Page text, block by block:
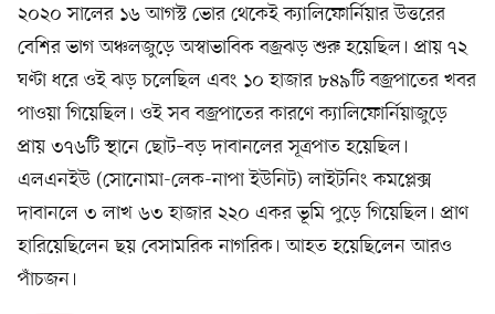
২০২০ সালের ১৬ আগস্ট ভোর থেকেই ক্যালিফোর্নিয়ার উত্তরের
বেশির ভাগ অঞ্চলজুড়ে অস্বাভাবিক বজ্রঝড় শুরু হয়েছিল। প্রায় ৭২
ঘণ্টা ধরে ওই ঝড় চলেছিল এবং ১০ হাজার ৮৪৯টি বজ্রপাতের খবর
পাওয়া গিয়েছিল। ওই সব বজ্রপাতের কারণে ক্যালিফোর্নিয়াজুড়ে
প্রায় ৩৭৬টি স্থানে ছোট–বড় দাবানলের সূত্রপাত হয়েছিল।
এলএনইউ (সোনোমা-লেক-নাপা ইউনিট) লাইটনিং কমপ্লেক্স
দাবানলে ৩ লাখ ৬৩ হাজার ২২০ একর ভূমি পুড়ে গিয়েছিল। প্রাণ
হারিয়েছিলেন ছয় বেসামরিক নাগরিক। আহত হয়েছিলেন আরও
পাঁচজন।